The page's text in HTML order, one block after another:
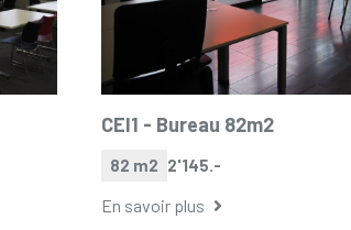
CEI1 - Bureau 82m2
82 m2 2'145.-
En savoir plus